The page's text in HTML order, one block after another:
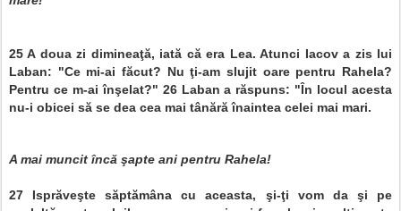
25 A doua zi dimineaţă, iată că era Lea. Atunci Iacov a zis lui
Laban: "Ce mi-ai făcut? Nu ţi-am slujit oare pentru Rahela?
Pentru ce m-ai înşelat?" 26 Laban a răspuns: "În locul acesta
nu-i obicei să se dea cea mai tânără înaintea celei mai mari.
A mai muncit încă şapte ani pentru Rahela!
27
Isprăveşte săptămâna cu aceasta, şi-ţi vom da şi pe